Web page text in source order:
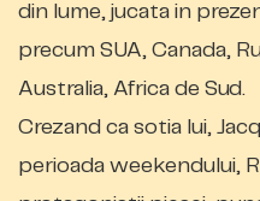
din lume, jucata in
precum SUA, Canada,
Australia, Africa de Sud.
Crezand ca sotia lui,
perioada weekendului,